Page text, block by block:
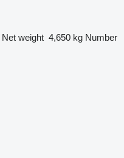
Net weight 4,650 kg Number